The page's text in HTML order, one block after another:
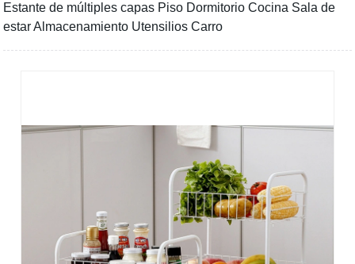
Estante de múltiples capas Piso Dormitorio Cocina Sala de
estar Almacenamiento Utensilios Carro